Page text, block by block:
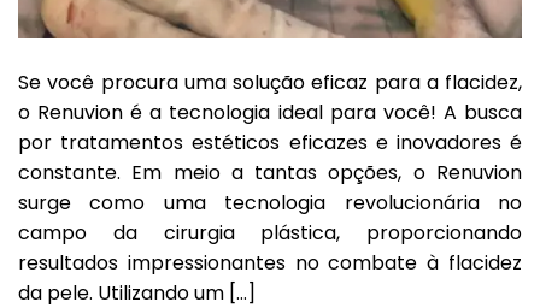
Se você procura uma solução eficaz para a flacidez,
o Renuvion é a tecnologia ideal para você! A busca
por tratamentos estéticos eficazes e inovadores é
constante. Em meio a tantas opções, o Renuvion
surge como uma tecnologia revolucionária no
campo da cirurgia plástica, proporcionando
resultados impressionantes no combate à flacidez
da pele. Utilizando um […]